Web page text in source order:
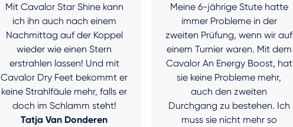
Mit Cavalor Star Shine kann
ich ihn auch nach einem
Nachmittag auf der Koppel
wieder wie einen Stern
erstrahlen lassen! Und mit
Cavalor Dry Feet bekommt er
keine Strahlfäule mehr, falls er
doch im Schlamm steht!
Tatja Van Donderen
Meine 6-jährige Stute hatte
immer Probleme in der
zweiten Prüfung, wenn wir auf
einem Turnier waren. Mit dem
Cavalor An Energy Boost, hat
sie keine Probleme mehr,
auch den zweiten
Durchgang zu bestehen. Ich
muss sie nicht mehr so